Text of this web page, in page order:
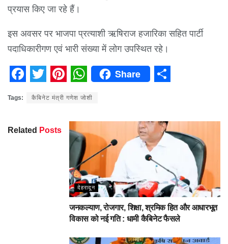
प्रयास किए जा रहे हैं।
इस अवसर पर भाजपा प्रत्याशी ऋषिराज हजारिका सहित पार्टी
पदाधिकारीगण एवं भारी संख्या में लोग उपस्थित रहे।
Facebook
TwitterPinterest
WhatsApp
Share
Tags: कैबिनेट मंत्री गणेश जोशी
Related Posts
देहरादून
जनकल्याण, रोजगार, शिक्षा, श्रमिक हित और आधारभूत
विकास को नई गति : धामी कैबिनेट फैसले